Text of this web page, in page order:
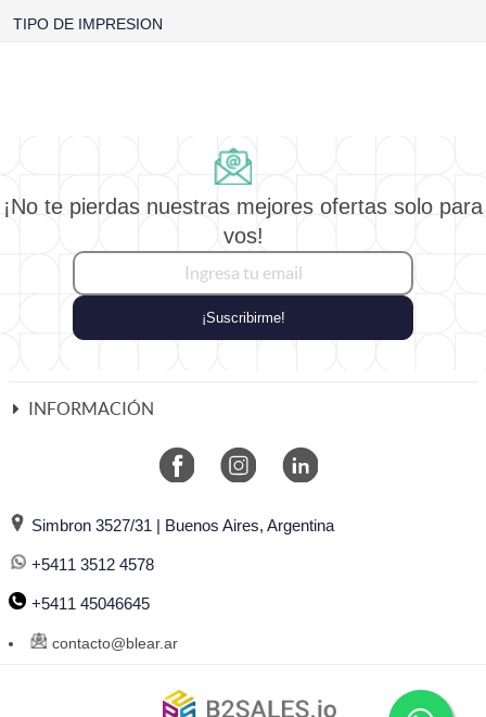
TIPO DE IMPRESION
¡No te pierdas nuestras mejores ofertas solo para
vos!
¡Suscribirme!
INFORMACIÓN
Simbron 3527/31 | Buenos Aires, Argentina
+5411 3512 4578
+5411 45046645
contacto@blear.ar